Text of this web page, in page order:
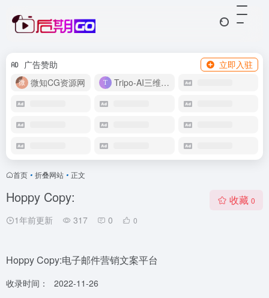
广告赞助
立即入驻
微知CG资源网
Tripo-AI三维模型
首页 • 折叠网站 • 正文
Hoppy Copy:
1年前更新 317 0 0
收藏 0
Hoppy Copy:电子邮件营销文案平台
收录时间：
2022-11-26